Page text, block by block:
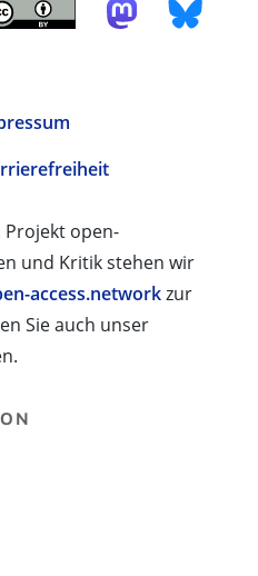
Projekt open-
und Kritik stehen wir
access.networkzur
Sie auch unser